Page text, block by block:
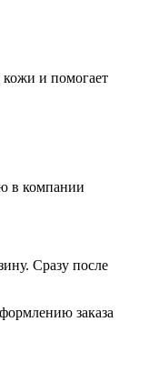
кожи и помогает
в компании
Сразу после
заказа